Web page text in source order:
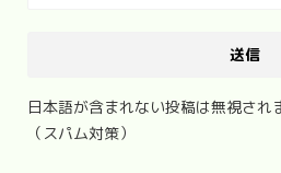
日本語が含まれない投稿は無視され
（スパム対策）